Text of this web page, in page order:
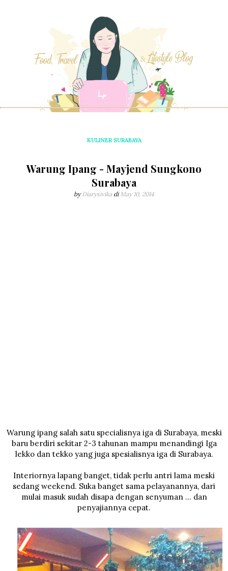
KULINER SURABAYA
Warung Ipang - Mayjend Sungkono
Surabaya
by Diarysivika diMay 10, 2014
Warung ipang salah satu specialisnya iga di Surabaya, meski
baru berdiri sekitar 2-3 tahunan mampu menandingi Iga
lekko dan tekko yang juga spesialisnya iga di Surabaya.
Interiornya lapang banget, tidak perlu antri lama meski
sedang weekend. Suka banget sama pelayanannya, dari
mulai masuk sudah disapa dengan senyuman ... dan
penyajiannya cepat.